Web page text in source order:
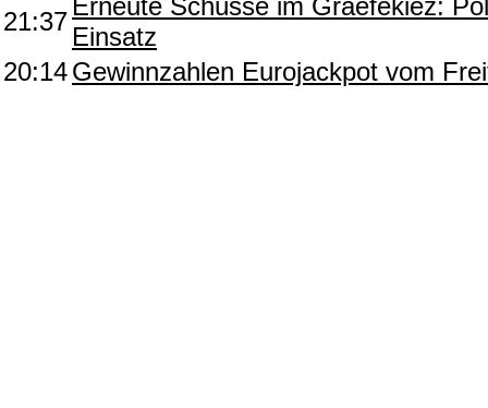
21:37
Erneute Schüsse im Graefekiez:
Einsatz
20:14Gewinnzahlen Eurojackpot vom